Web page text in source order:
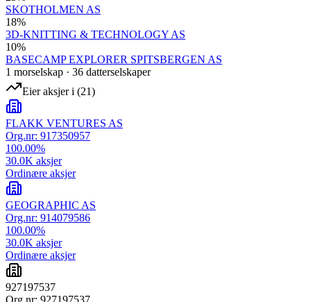
SKOTHOLMEN AS
18%
3D-KNITTING & TECHNOLOGY AS
10%
BASECAMP EXPLORER SPITSBERGEN AS
1 morselskap · 36 datterselskaper
Eier aksjer i (21)
FLAKK VENTURES AS
Org.nr: 917350957
100.00%
30.0K aksjer
Ordinære aksjer
GEOGRAPHIC AS
Org.nr: 914079586
100.00%
30.0K aksjer
Ordinære aksjer
927197537